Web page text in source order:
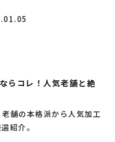
らコレ！人気老舗と絶
舗の本格派から人気加工
紹介。